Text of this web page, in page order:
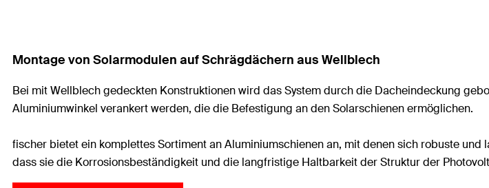
Montage von Solarmodulen auf Schrägdächern aus Wellblech
Bei mit Wellblech gedeckten Konstruktionen wird das System durch die Dacheindeckung
Aluminiumwinkel verankert werden, die die Befestigung an den Solarschienen ermöglichen.
fischer bietet ein komplettes Sortiment an Aluminiumschienen an, mit denen sich robuste
dass sie die Korrosionsbeständigkeit und die langfristige Haltbarkeit der Struktur der